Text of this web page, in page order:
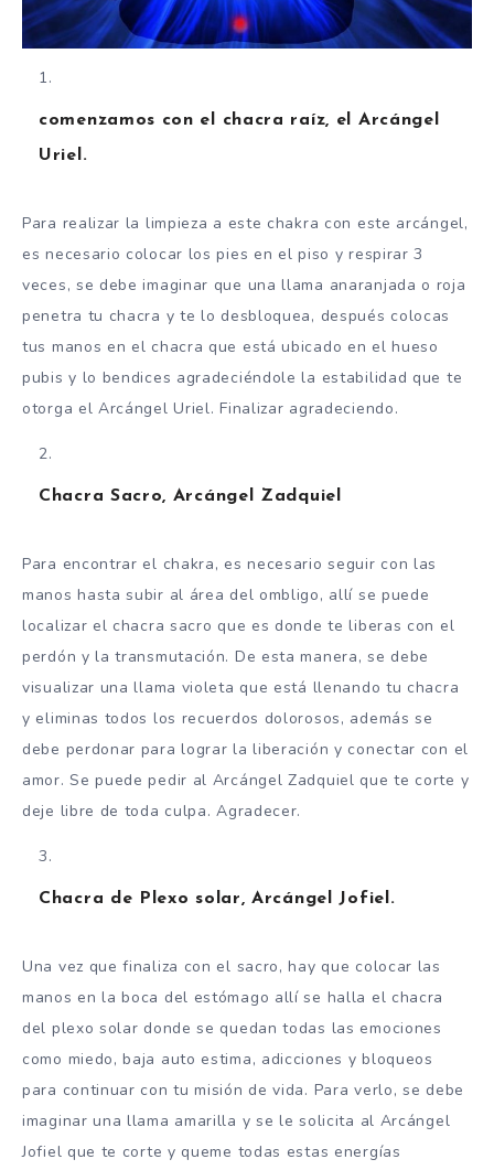
comenzamos con el chacra raíz, el Arcángel
Uriel.
Para realizar la limpieza a este chakra con este arcángel,
es necesario colocar los pies en el piso y respirar 3
veces, se debe imaginar que una llama anaranjada o roja
penetra tu chacra y te lo desbloquea, después colocas
tus manos en el chacra que está ubicado en el hueso
pubis y lo bendices agradeciéndole la estabilidad que te
otorga el Arcángel Uriel. Finalizar agradeciendo.
Chacra Sacro, Arcángel Zadquiel
Para encontrar el chakra, es necesario seguir con las
manos hasta subir al área del ombligo, allí se puede
localizar el chacra sacro que es donde te liberas con el
perdón y la transmutación. De esta manera, se debe
visualizar una llama violeta que está llenando tu chacra
y eliminas todos los recuerdos dolorosos, además se
debe perdonar para lograr la liberación y conectar con el
amor. Se puede pedir al Arcángel Zadquiel que te corte y
deje libre de toda culpa. Agradecer.
Chacra de Plexo solar, Arcángel Jofiel.
Una vez que finaliza con el sacro, hay que colocar las
manos en la boca del estómago allí se halla el chacra
del plexo solar donde se quedan todas las emociones
como miedo, baja auto estima, adicciones y bloqueos
para continuar con tu misión de vida. Para verlo, se debe
imaginar una llama amarilla y se le solicita al Arcángel
Jofiel que te corte y queme todas estas energías